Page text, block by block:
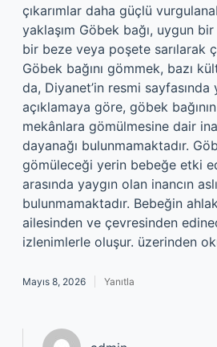
çıkarımlar daha güçlü
yaklaşım Göbek bağı, uygun
bir beze veya poşete sarılarak
Göbek bağını gömmek, bazı
da, Diyanet’in resmi sayfasında
açıklamaya göre, göbek
mekânlara gömülmesine dair
dayanağı bulunmamaktadır.
gömüleceği yerin bebeğe etki
arasında yaygın olan inancın
bulunmamaktadır. Bebeğin
ailesinden ve çevresinden
izlenimlerle oluşur. üzerinden
Mayıs 8, 2026 Yanıtla